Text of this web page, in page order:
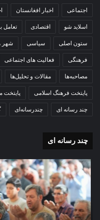
اجتماعی اخبار افغانستان
اسلاید شو اقتصادی تعامل
ستون اصلی سیاسی شهر
فرهنگی فعالیت های اجتماعی
مصاحبه‌ها مقالات و تحلیل‌ها
پایتخت فرهنگ اسلامی پایتخت
چند رسانه ای چندرسانه‌ای
چند رسانه ای
گزارش
تصویری
اقامه
نماز
عید
سعید